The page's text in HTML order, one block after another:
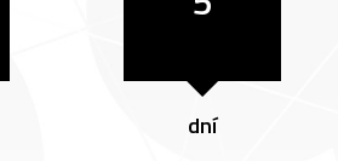
dní